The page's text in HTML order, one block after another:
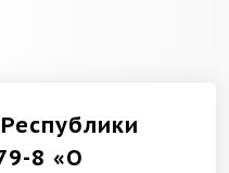
8 «О